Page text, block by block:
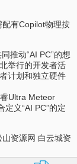
配有Copilot物理按
推动“AI PC”的想
举行的开发者活
计划和独立硬件
Ultra Meteor
义“AI PC”的定
山资源网 白云城资